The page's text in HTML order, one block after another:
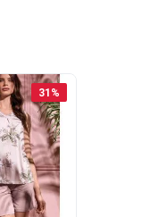
31 %